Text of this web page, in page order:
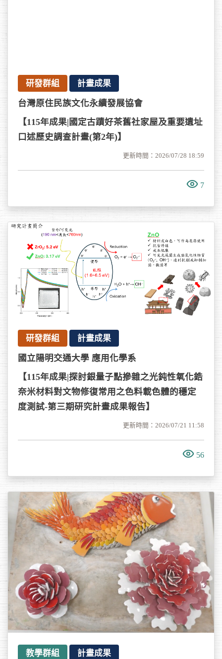
研發群組 計畫成果
台灣原住民族文化永續發展協會
【115年成果|國定古蹟好茶舊社家屋及重要遺址
口述歷史調查計畫(第2年)】
更新時間：2026/07/28 18:59
7
研發群組 計畫成果
國立陽明交通大學 應用化學系
【115年成果|探討銀量子點摻雜之光鈍性氧化鋯
奈米材料對文物修復常用之色料載色體的穩定
度測試-第三期研究計畫成果報告】
更新時間：2026/07/21 11:58
56
教學群組 計畫成果